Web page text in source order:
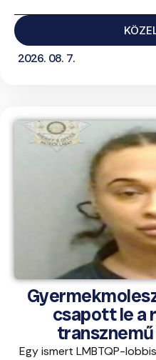
2026. 08. 7.
csapott le a
Egy ismert LMBTQP-